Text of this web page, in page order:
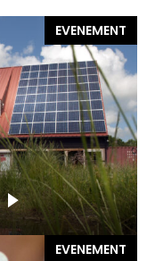
EVENEMENT
EVENEMENT